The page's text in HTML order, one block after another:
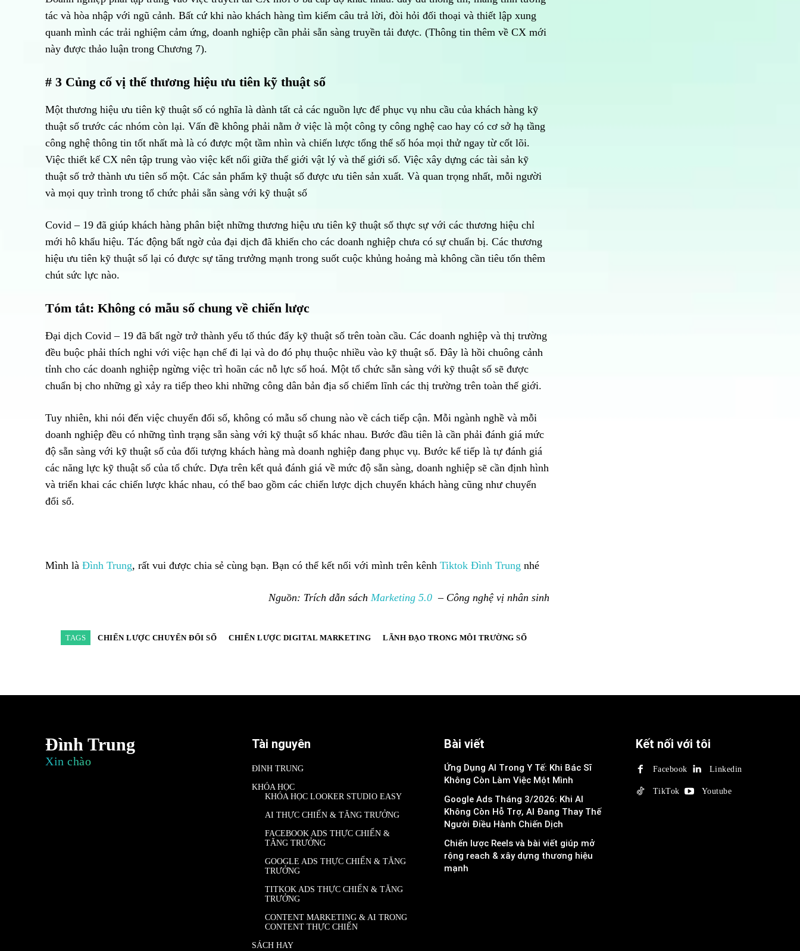
tác và hòa nhập với ngũ cảnh. Bất cứ khi nào khách hàng tìm kiếm câu trả lời, đòi hỏi đối thoại và thiết lập xung
quanh mình các trải nghiệm cảm ứng, doanh nghiệp cần phải sẵn sàng truyền tải được. (Thông tin thêm về CX mới
này được thảo luận trong Chương 7).
# 3 Củng cố vị thế thương hiệu ưu tiên kỹ thuật số
Một thương hiệu ưu tiên kỹ thuật số có nghĩa là dành tất cả các nguồn lực để phục vụ nhu cầu của khách hàng kỹ
thuật số trước các nhóm còn lại. Vấn đề không phải nằm ở việc là một công ty công nghệ cao hay có cơ sở hạ tầng
công nghệ thông tin tốt nhất mà là có được một tầm nhìn và chiến lược tổng thể số hóa mọi thử ngay từ cốt lõi.
Việc thiết kế CX nên tập trung vào việc kết nối giữa thế giới vật lý và thế giới số. Việc xây dựng các tài sản kỹ
thuật số trở thành ưu tiên số một. Các sản phẩm kỹ thuật số được ưu tiên sản xuất. Và quan trọng nhất, mỗi người
và mọi quy trình trong tổ chức phải sẵn sàng với kỹ thuật số
Covid – 19 đã giúp khách hàng phân biệt những thương hiệu ưu tiên kỹ thuật số thực sự với các thương hiệu chỉ
mới hô khẩu hiệu. Tác động bất ngờ của đại dịch đã khiến cho các doanh nghiệp chưa có sự chuẩn bị. Các thương
hiệu ưu tiên kỹ thuật số lại có được sự tăng trưởng mạnh trong suốt cuộc khủng hoảng mà không cần tiêu tốn thêm
chút sức lực nào.
Tóm tắt: Không có mẫu số chung về chiến lược
Đại dịch Covid – 19 đã bất ngờ trở thành yếu tố thúc đẩy kỹ thuật số trên toàn cầu. Các doanh nghiệp và thị trường
đều buộc phải thích nghi với việc hạn chế đi lại và do đó phụ thuộc nhiều vào kỹ thuật số. Đây là hồi chuông cảnh
tỉnh cho các doanh nghiệp ngừng việc trì hoãn các nỗ lực số hoá. Một tổ chức sẵn sàng với kỹ thuật số sẽ được
chuẩn bị cho những gì xảy ra tiếp theo khi những công dân bản địa số chiếm lĩnh các thị trường trên toàn thế giới.
Tuy nhiên, khi nói đến việc chuyển đổi số, không có mẫu số chung nào về cách tiếp cận. Mỗi ngành nghề và mỗi
doanh nghiệp đều có những tình trạng sẵn sàng với kỹ thuật số khác nhau. Bước đầu tiên là cần phải đánh giá mức
độ sẵn sàng với kỹ thuật số của đối tượng khách hàng mà doanh nghiệp đang phục vụ. Bước kế tiếp là tự đánh giá
các năng lực kỹ thuật số của tổ chức. Dựa trên kết quả đánh giá về mức độ sẵn sàng, doanh nghiệp sẽ cần định hình
và triển khai các chiến lược khác nhau, có thể bao gồm các chiến lược dịch chuyển khách hàng cũng như chuyển
đổi số.
Mình là Đình Trung, rất vui được chia sẻ cùng bạn. Bạn có thể kết nối với mình trên kênh Tiktok Đình Trung nhé
Nguồn: Trích dẫn sáchMarketing 5.0 – Công nghệ vị nhân sinh
TAGS CHIẾN LƯỢC CHUYỂN ĐỔI SỐ CHIẾN LƯỢC DIGITAL MARKETING LÃNH ĐẠO TRONG MÔI TRƯỜNG SỐ
Đình Trung
Xin chào
Tài nguyên
ĐÌNH TRUNG
KHÓA HỌC
KHÓA HỌC LOOKER STUDIO EASY
AI THỰC CHIẾN & TĂNG TRƯỞNG
FACEBOOK ADS THỰC CHIẾN &
TĂNG TRƯỞNG
GOOGLE ADS THỰC CHIẾN & TĂNG
TRƯỞNG
TITKOK ADS THỰC CHIẾN & TĂNG
TRƯỞNG
CONTENT MARKETING & AI TRONG
CONTENT THỰC CHIẾN
SÁCH HAY
Bài viết
Ứng Dụng AI Trong Y Tế: Khi Bác Sĩ
Không Còn Làm Việc Một Mình
Google Ads Tháng 3/2026: Khi AI
Không Còn Hỗ Trợ, AI Đang Thay Thế
Người Điều Hành Chiến Dịch
Chiến lược Reels và bài viết giúp mở
rộng reach & xây dựng thương hiệu
mạnh
Kết nối với tôi
Facebook Linkedin
TikTok Youtube